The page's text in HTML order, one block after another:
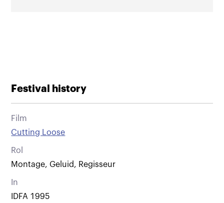
Festival history
Film
Cutting Loose
Rol
Montage, Geluid, Regisseur
In
IDFA 1995